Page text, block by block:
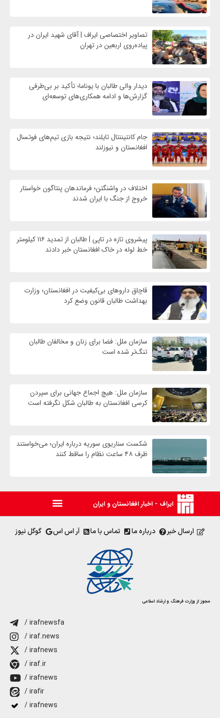
تصاویر اختصاصی ایراف | آقای شهید ایران در
پیاده‌روی اربعین در تهران
دیدار والی طالبان با یوناما؛ تأکید بر بی‌طرفی
گزارش‌ها و ادامه همکاری‌های توسعه‌ای
جام کانتیننتال تایلند؛ نتیجه بازی تیم‌های فوتسال
افغانستان و نیوزلند
اختلاف در واشنگتن؛ فرماندهان پنتاگون خواستار
خروج از جنگ با ایران شدند
پیشروی تازه در تاپی | طالبان از تمدید ۱۱۶ کیلومتر
خط لوله در خاک افغانستان خبر دادند
قاچاق داروهای بی‌کیفیت در افغانستان؛ وزارت
بهداشت طالبان قانون وضع کرد
سازمان ملل: فضا برای زنان و مخالفان طالبان
تنگ‌تر شده است
سازمان ملل: هیچ اجماع جهانی برای سپردن
کرسی افغانستان به طالبان شکل نگرفته است
شکست سناریوی سوریه درباره ایران؛ می‌خواستند
ظرف ۴۸ ساعت نظام را ساقط کنند
ایراف - اخبار افغانستان و ایران
ارسال خبر درباره ما تماس با ما آر اس اس گوگل نیوز
مجوز از وزارت فرهنگ و ارشاد اسلامی
/ irafnewsfa
/ iraf.news
/ irafnews
/ iraf.ir
/ irafnews
/ irafir
/ irafnews